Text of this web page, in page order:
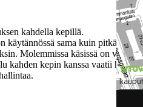
kahdella kepillä.
käytännössä sama kuin pitkä
Molemmissa käsissä on vajaan
kahden kepin kanssa vaatii hyvää